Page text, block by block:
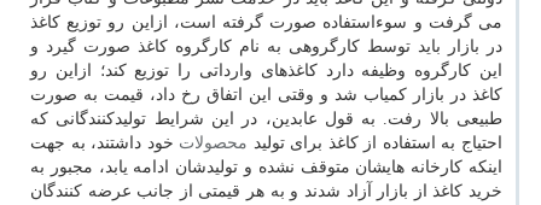
می گرفت و سوءاستفاده صورت گرفته است، ازاین رو توزیع كاغذ
در بازار باید توسط كارگروهی به نام كارگروه كاغذ صورت گیرد و
این كارگروه وظیفه دارد كاغذهای وارداتی را توزیع كند؛ ازاین رو
كاغذ در بازار كمیاب شد و وقتی این اتفاق رخ داد، قیمت به صورت
طبیعی بالا رفت. به قول عابدین، در این شرایط تولیدكنندگانی كه
احتیاج به استفاده از كاغذ برای تولید محصولات خود داشتند، به جهت
اینكه كارخانه هایشان متوقف نشده و تولیدشان ادامه یابد، مجبور به
خرید كاغذ از بازار آزاد شدند و به هر قیمتی از جانب عرضه كنندگان